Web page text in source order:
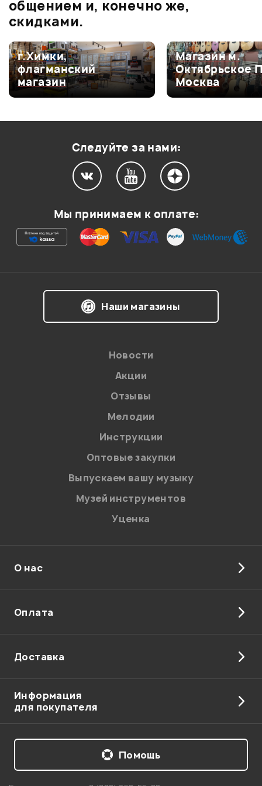
Мой отзыв о товаре
Ваша оценка:
Впечатления о товаре:
согласиена обработку персональных данных в
соответствии сПолитикой в отношении обработки
персональных данных.
общением и, конечно же,
скидками.
г.Химки,
флагманский
магазин
Магазин м.
Октябрьское
Москва
Следуйте за нами:
Мы принимаем к оплате:
Наши магазины
Новости
Акции
Отзывы
Мелодии
Инструкции
Оптовые закупки
Выпускаем вашу музыку
Музей инструментов
Уценка
О нас
Оплата
Доставка
Информация
для покупателя
Помощь